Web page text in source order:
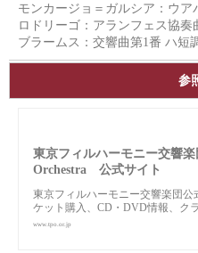
モンカージョ＝ガルシア：ウア
ロドリーゴ：アランフェス協奏
ブラームス：交響曲第1番 ハ
参
東京フィルハーモニー交響
Orchestra 公式サイト
東京フィルハーモニー交響楽団
ケット購入、CD・DVD情報、ク
www.tpo.or.jp